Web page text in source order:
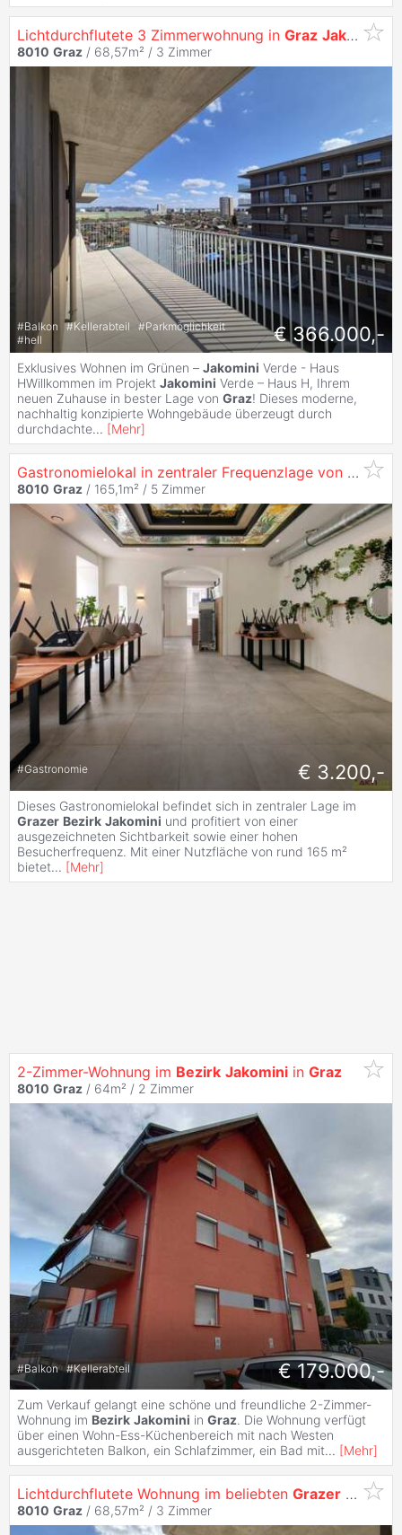
Lichtdurchflutete 3 Zimmerwohnung in Graz Jakomini
8010 Graz / 68,57m² / 3 Zimmer
#Balkon #Kellerabteil #Parkmöglichkeit
#hell € 366.000,-
Exklusives Wohnen im Grünen – Jakomini Verde - Haus
HWillkommen im Projekt Jakomini Verde – Haus H, Ihrem
neuen Zuhause in bester Lage von Graz! Dieses moderne,
nachhaltig konzipierte Wohngebäude überzeugt durch
durchdachte... [Mehr]
Gastronomielokal in zentraler Frequenzlage von
Graz-
8010 Graz / 165,1m² / 5 Zimmer
#Gastronomie € 3.200,-
Dieses Gastronomielokal befindet sich in zentraler Lage im
Grazer Bezirk Jakomini und profitiert von einer
ausgezeichneten Sichtbarkeit sowie einer hohen
Besucherfrequenz. Mit einer Nutzfläche von rund 165 m²
bietet... [Mehr]
2-Zimmer-Wohnung im Bezirk Jakomini in Graz
8010 Graz / 64m² / 2 Zimmer
#Balkon #Kellerabteil € 179.000,-
Zum Verkauf gelangt eine schöne und freundliche 2-Zimmer-
Wohnung im Bezirk Jakomini in Graz. Die Wohnung verfügt
über einen Wohn-Ess-Küchenbereich mit nach Westen
ausgerichteten Balkon, ein Schlafzimmer, ein Bad mit... [Mehr]
Lichtdurchflutete Wohnung im beliebten Grazer Bezirk
8010 Graz / 68,57m² / 3 Zimmer